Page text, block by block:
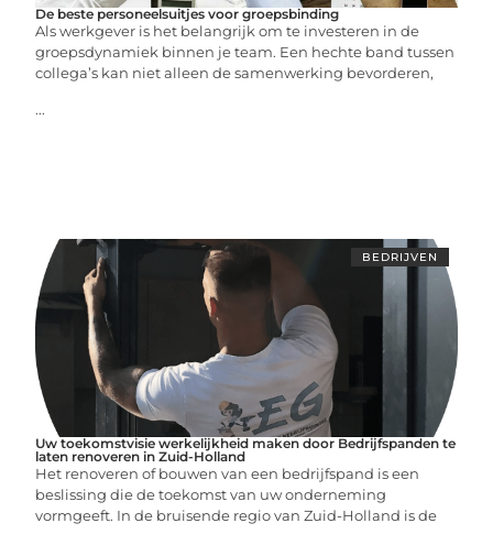
De beste personeelsuitjes voor groepsbinding
Als werkgever is het belangrijk om te investeren in de
groepsdynamiek binnen je team. Een hechte band tussen
collega’s kan niet alleen de samenwerking bevorderen,
...
BEDRIJVEN
Uw toekomstvisie werkelijkheid maken door Bedrijfspanden te
laten renoveren in Zuid-Holland
Het renoveren of bouwen van een bedrijfspand is een
beslissing die de toekomst van uw onderneming
vormgeeft. In de bruisende regio van Zuid-Holland is de